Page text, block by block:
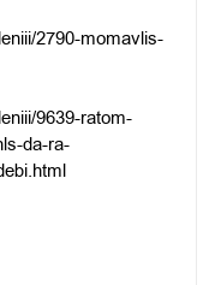
2790-momavlis-
9639-ratom-
da-ra-